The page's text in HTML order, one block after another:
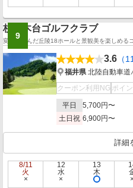
9
杉ノ木台ゴルフクラブ
変化に富んだ丘陵18ホールと景観美を楽しめる
3.6 （
福井県北陸自動車道
クーポン利用NG ポイ
平日
5,700円〜
土日祝 6,900円〜
詳細
8/11
火
12
水
13
木